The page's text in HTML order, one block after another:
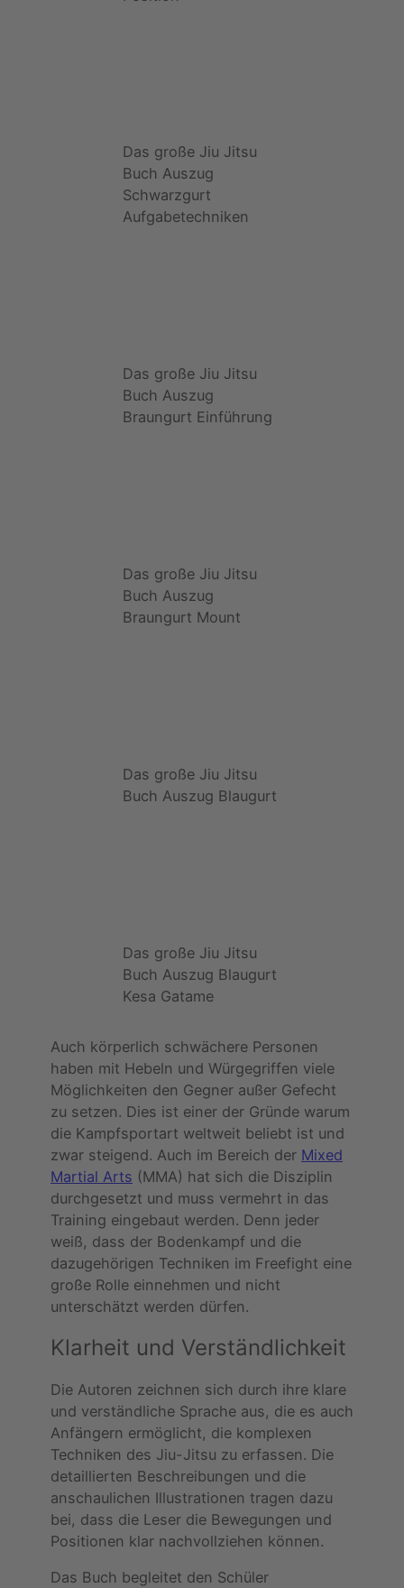
Das große Jiu Jitsu
Buch Auszug
Schwarzgurt
Aufgabetechniken
Das große Jiu Jitsu
Buch Auszug
Braungurt Einführung
Das große Jiu Jitsu
Buch Auszug
Braungurt Mount
Das große Jiu Jitsu
Buch Auszug Blaugurt
Das große Jiu Jitsu
Buch Auszug Blaugurt
Kesa Gatame
Auch körperlich schwächere Personen
haben mit Hebeln und Würgegriffen viele
Möglichkeiten den Gegner außer Gefecht
zu setzen. Dies ist einer der Gründe warum
die Kampfsportart weltweit beliebt ist und
zwar steigend. Auch im Bereich der Mixed
Martial Arts (MMA) hat sich die Disziplin
durchgesetzt und muss vermehrt in das
Training eingebaut werden. Denn jeder
weiß, dass der Bodenkampf und die
dazugehörigen Techniken im Freefight eine
große Rolle einnehmen und nicht
unterschätzt werden dürfen.
Klarheit und Verständlichkeit
Die Autoren zeichnen sich durch ihre klare
und verständliche Sprache aus, die es auch
Anfängern ermöglicht, die komplexen
Techniken des Jiu-Jitsu zu erfassen. Die
detaillierten Beschreibungen und die
anschaulichen Illustrationen tragen dazu
bei, dass die Leser die Bewegungen und
Positionen klar nachvollziehen können.
Das Buch begleitet den Schüler